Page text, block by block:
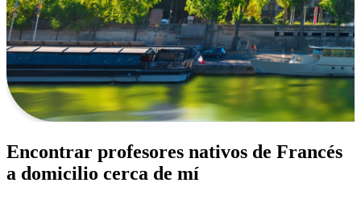
Encontrar profesores nativos de Francés
a domicilio cerca de mí